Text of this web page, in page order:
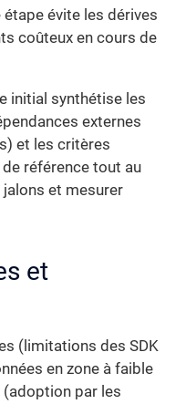
évite les dérives
coûteux en cours de
initial synthétise les
externes
et les critères
référence tout au
et mesurer
et
(limitations des SDK
en zone à faible
par les